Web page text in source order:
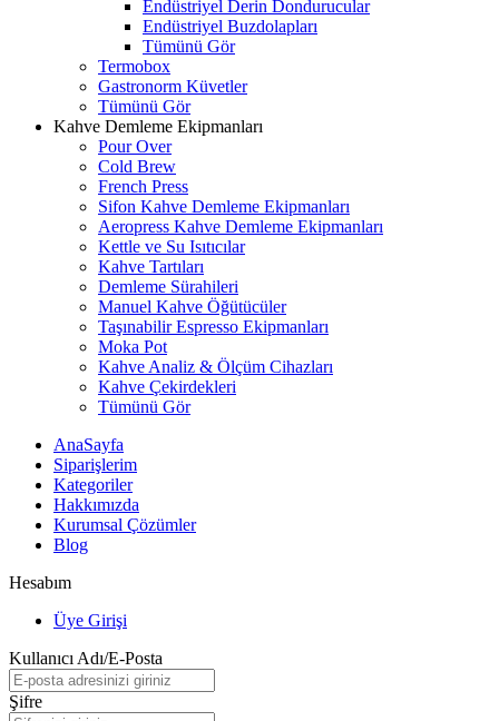
Endüstriyel Derin Dondurucular
Endüstriyel Buzdolapları
Tümünü Gör
Termobox
Gastronorm Küvetler
Tümünü Gör
Kahve Demleme Ekipmanları
Pour Over
Cold Brew
French Press
Sifon Kahve Demleme Ekipmanları
Aeropress Kahve Demleme Ekipmanları
Kettle ve Su Isıtıcılar
Kahve Tartıları
Demleme Sürahileri
Manuel Kahve Öğütücüler
Taşınabilir Espresso Ekipmanları
Moka Pot
Kahve Analiz & Ölçüm Cihazları
Kahve Çekirdekleri
Tümünü Gör
AnaSayfa
Siparişlerim
Kategoriler
Hakkımızda
Kurumsal Çözümler
Blog
Hesabım
Üye Girişi
Kullanıcı Adı/E-Posta
Şifre